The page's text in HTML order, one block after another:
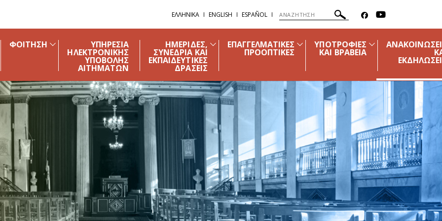
ΕΛΛΗΝΙΚΑ ENGLISH ESPAÑOL
ΦΟΙΤΗΣΗ ΥΠΗΡΕΣΙΑ
ΗΛΕΚΤΡΟΝΙΚΗΣ
ΥΠΟΒΟΛΗΣ
ΑΙΤΗΜΑΤΩΝ
ΗΜΕΡΙΔΕΣ,
ΣΥΝΕΔΡΙΑ ΚΑΙ
ΕΚΠΑΙΔΕΥΤΙΚΕΣ
ΔΡΑΣΕΙΣ
ΕΠΑΓΓΕΛΜΑΤΙΚΕΣ
ΠΡΟΟΠΤΙΚΕΣ
ΥΠΟΤΡΟΦΙΕΣ
ΚΑΙ ΒΡΑΒΕΙΑ